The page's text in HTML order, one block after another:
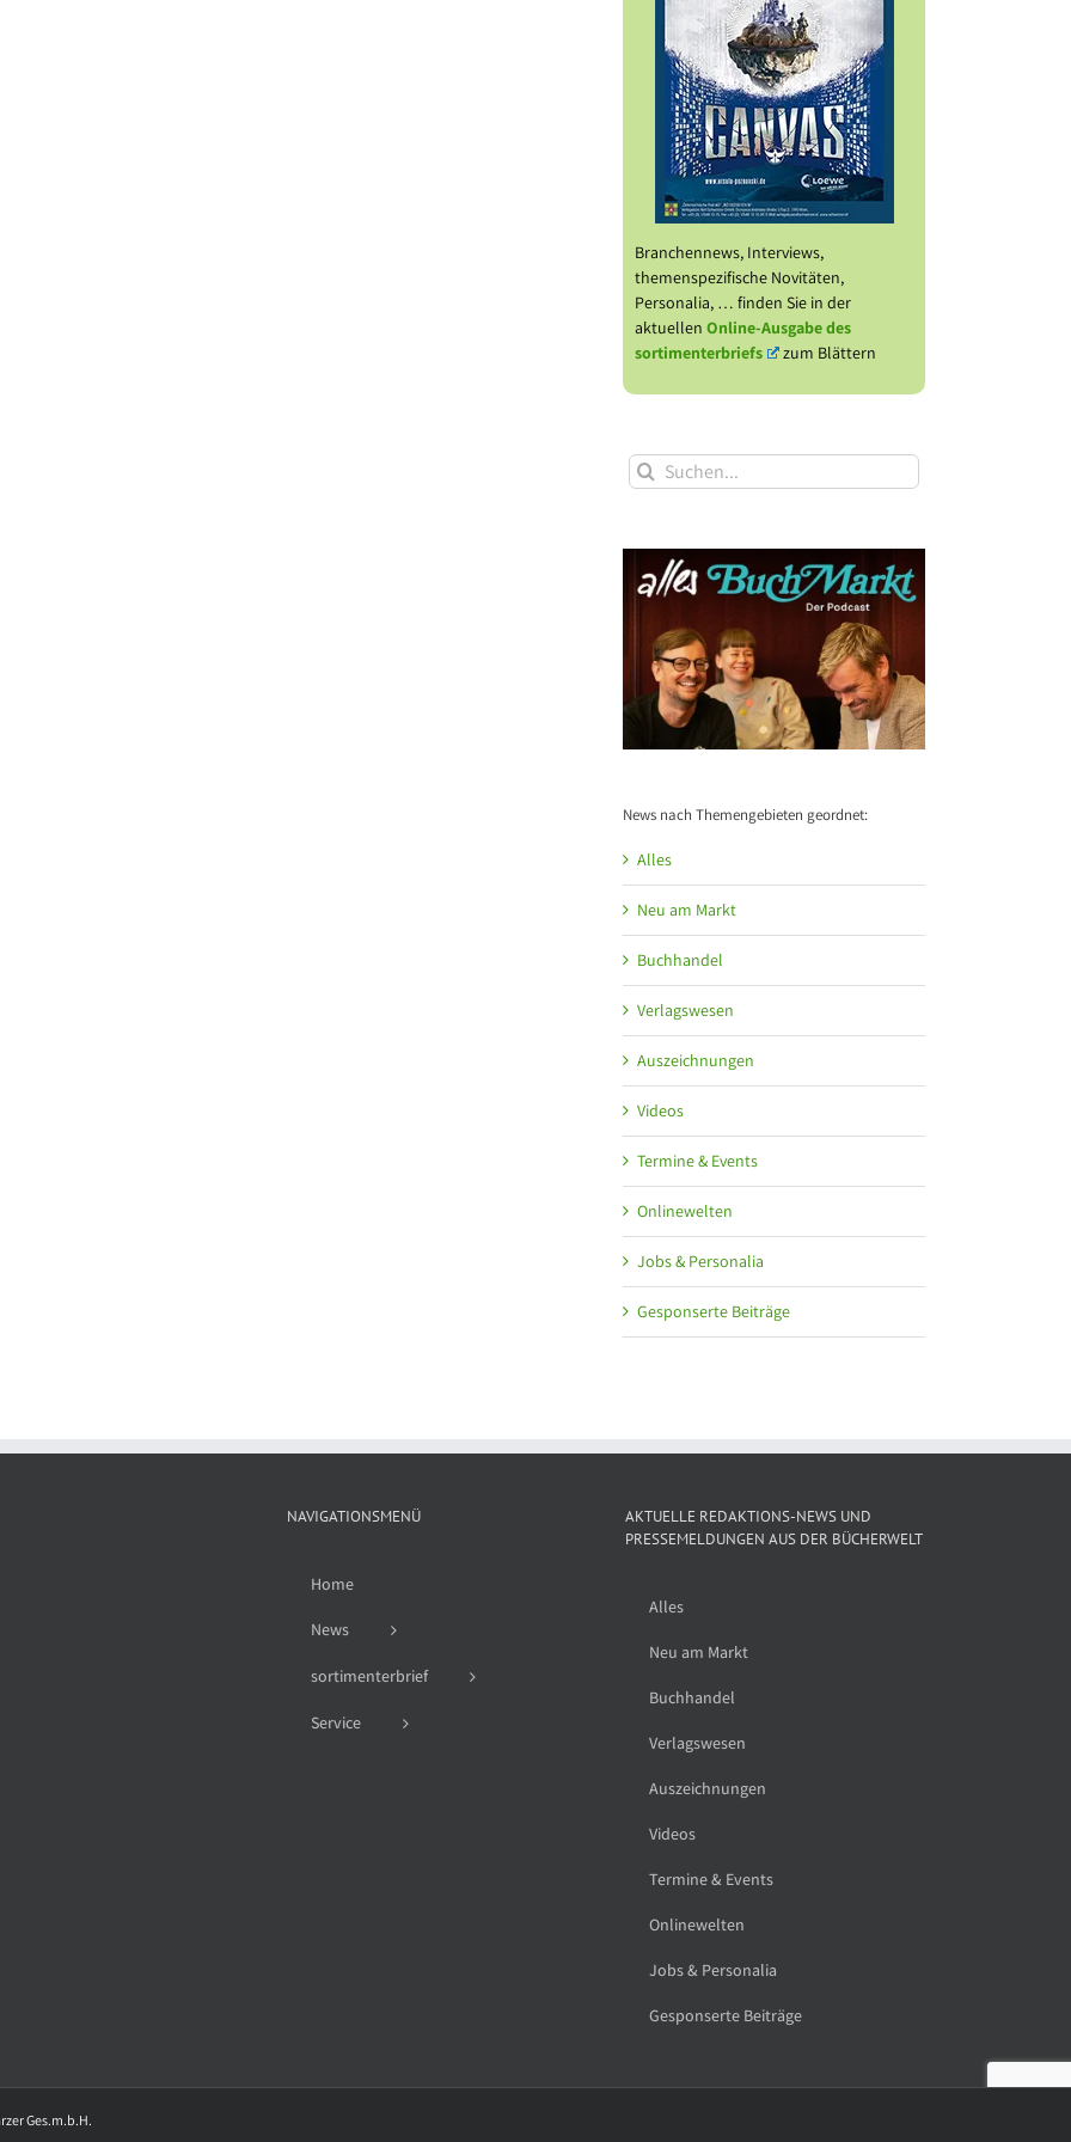
Branchennews, Interviews,
themenspezifische Novitäten,
Personalia, … finden Sie in der
aktuellen Online-Ausgabe des
sortimenterbriefs
zum Blättern
Suche
nach:
News nach Themengebieten geordnet:
Alles
Neu am Markt
Buchhandel
Verlagswesen
Auszeichnungen
Videos
Termine & Events
Onlinewelten
Jobs & Personalia
Gesponserte Beiträge
NAVIGATIONSMENÜ
Home
News
sortimenterbrief
Service
AKTUELLE REDAKTIONS-NEWS UND
PRESSEMELDUNGEN AUS DER BÜCHERWELT
Alles
Neu am Markt
Buchhandel
Verlagswesen
Auszeichnungen
Videos
Termine & Events
Onlinewelten
Jobs & Personalia
Gesponserte Beiträge
Ges.m.b.H.